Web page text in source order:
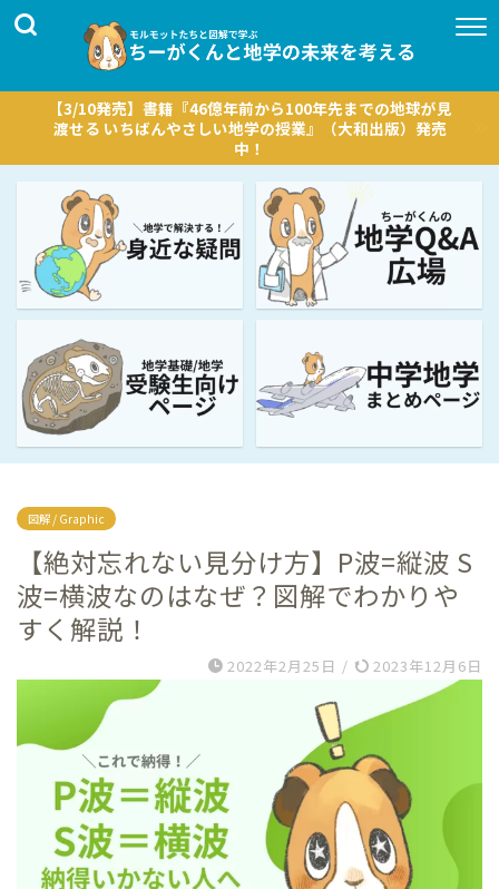
【3/10発売】書籍『46億年前から100年先までの地球が見
渡せる いちばんやさしい地学の授業』（大和出版）発売
中！
図解 / Graphic
【絶対忘れない見分け方】P波=縦波 S
波=横波なのはなぜ？図解でわかりや
すく解説！
2022年2月25日 / 2023年12月6日